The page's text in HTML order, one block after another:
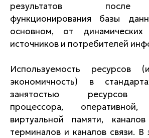
результатов после
функционирования базы
основном, от динамических
источников и потребителей
Используемость ресурсов
экономичность) в
занятостью ресурсов
процессора,
виртуальной памяти,
терминалов и каналов связи. В